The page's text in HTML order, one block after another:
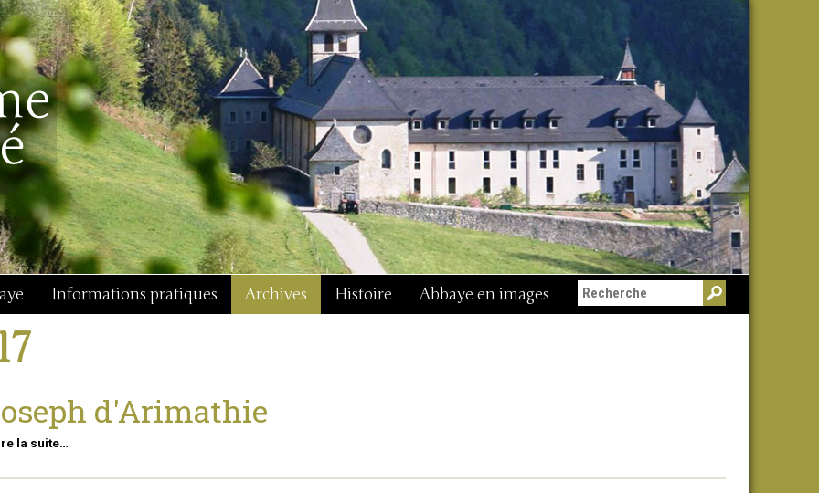
Informations pratiques Archives Histoire Abbaye en images
d'Arimathie
la suite…